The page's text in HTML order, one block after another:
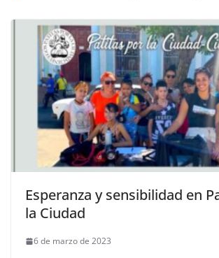
Esperanza y sensibilidad en
la Ciudad
6 de marzo de 2023